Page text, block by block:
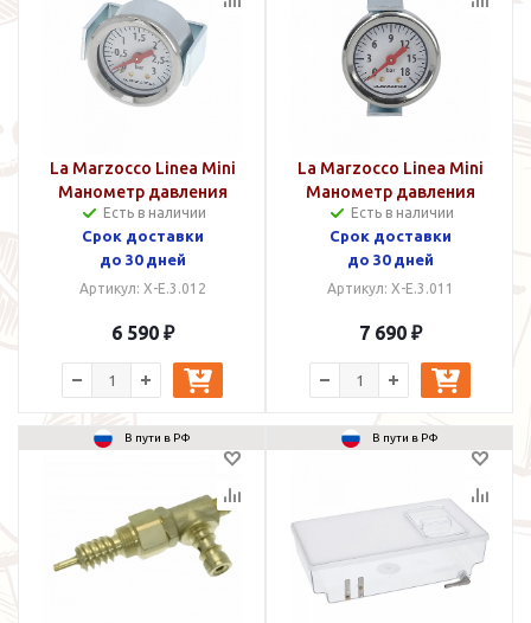
La Marzocco Linea Mini
Манометр давления
бойлера
Есть в наличии
Срок доставки
до 30 дней
Артикул: X-E.3.012
6 590 ₽
La Marzocco Linea Mini
Манометр давления
насоса
Есть в наличии
Срок доставки
до 30 дней
Артикул: X-E.3.011
7 690 ₽
В пути в РФ В пути в РФ